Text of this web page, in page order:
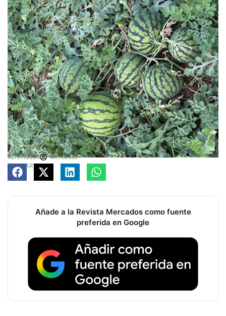
02/07/2026
Mercados
COMPARTE
Añade a la Revista Mercados como fuente
preferida en Google